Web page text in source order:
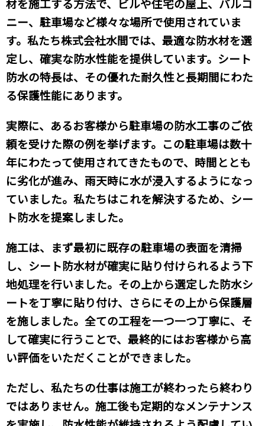
ニー、駐車場など様々な場所で使用されていま
す。私たち株式会社水間では、最適な防水材を選
定し、確実な防水性能を提供しています。シート
防水の特長は、その優れた耐久性と長期間にわた
る保護性能にあります。
実際に、あるお客様から駐車場の防水工事のご依
頼を受けた際の例を挙げます。この駐車場は数十
年にわたって使用されてきたもので、時間ととも
に劣化が進み、雨天時に水が浸入するようになっ
ていました。私たちはこれを解決するため、シー
ト防水を提案しました。
施工は、まず最初に既存の駐車場の表面を清掃
し、シート防水材が確実に貼り付けられるよう下
地処理を行いました。その上から選定した防水シ
ートを丁寧に貼り付け、さらにその上から保護層
を施しました。全ての工程を一つ一つ丁寧に、そ
して確実に行うことで、最終的にはお客様から高
い評価をいただくことができました。
ただし、私たちの仕事は施工が終わったら終わり
ではありません。施工後も定期的なメンテナンス